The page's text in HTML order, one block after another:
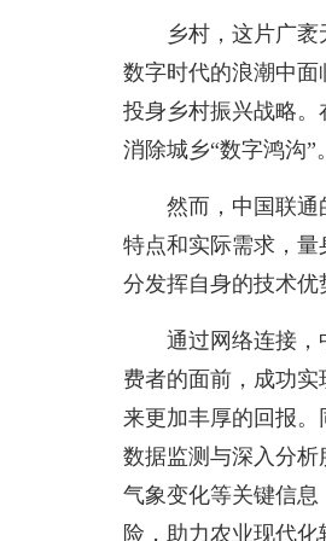
乡村，这片广
数字时代的浪潮中
投身乡村振兴战略。
消除城乡“数字鸿沟”。
然而，中国联通
特点和实际需求，
分发挥自身的技术优
通过网络连接，
费者的面前，成功
来更加丰厚的回报
数据监测与深入分
气象变化等关键信
险，助力农业现代化